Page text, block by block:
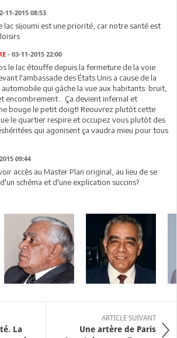
11-2015 08:53
lac sijoumi est une priorité, car notre santé est
- 03-11-2015 22:00
le lac étouffe depuis la fermeture de la voie
l'ambassade des États Unis a cause de la
qui gâche la vue aux habitants: bruit,
encombrement... Ça devient infernal et
bouge le petit doigt! Reouvrez plutôt cette
le quartier respire et occupez vous plutôt des
qui agonisent ça vaudra mieu pour tous
09:44
accès au Master Plan original, au lieu de se
schéma et d'une explication succins?
La
ARTICLE SUIVANT
Une artère de Paris